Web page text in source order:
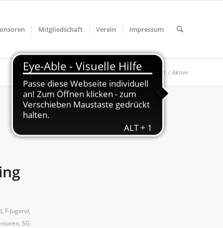
Mitgliedschaft Verein Impressum
Du bist hier: Startseite / Fußball / Aktive
, F-Jugend,
, SG